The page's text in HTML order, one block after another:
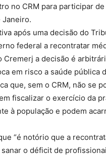
no CRM para participar
Janeiro.
após uma decisão do
federal a recontratar
Cremerj a decisão é
em risco a saúde pública
que, sem o CRM, não se
fiscalizar o exercício da
à população e podem
“é notório que a
o déficit de